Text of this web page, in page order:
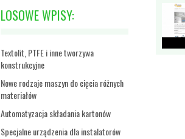
LOSOWE WPISY:
Textolit, PTFE i inne tworzywa
konstrukcyjne
Nowe rodzaje maszyn do cięcia różnych
materiałów
Automatyzacja składania kartonów
Specjalne urządzenia dla instalatorów